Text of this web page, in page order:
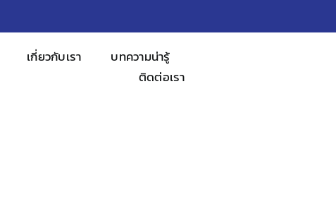
เกี่ยวกับเรา
บทความน่ารู้
ติดต่อเรา